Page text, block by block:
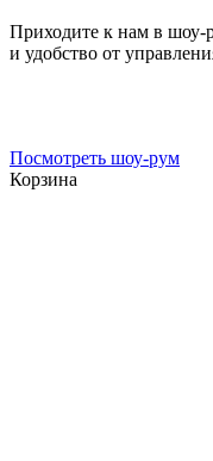
Приходите к нам в шоу-
и удобство от
Посмотреть шоу-рум
Корзина